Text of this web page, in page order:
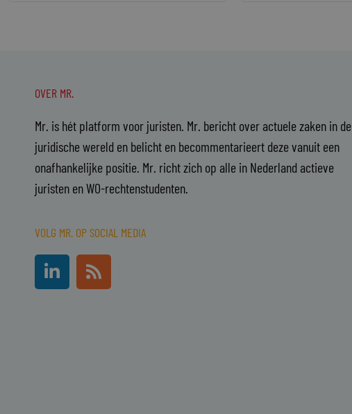
OVER MR.
Mr. is hét platform voor juristen. Mr. bericht over actuele zaken in de
juridische wereld en belicht en becommentarieert deze vanuit een
onafhankelijke positie. Mr. richt zich op alle in Nederland actieve
juristen en WO-rechtenstudenten.
VOLG MR. OP SOCIAL MEDIA
L
i
n
R
s
s